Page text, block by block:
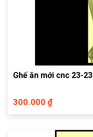
Ghế ăn mới cnc 23-23
300.000 ₫